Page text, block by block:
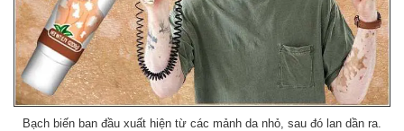
Bạch biến ban đầu xuất hiện từ các mảnh da nhỏ, sau đó lan dần ra.